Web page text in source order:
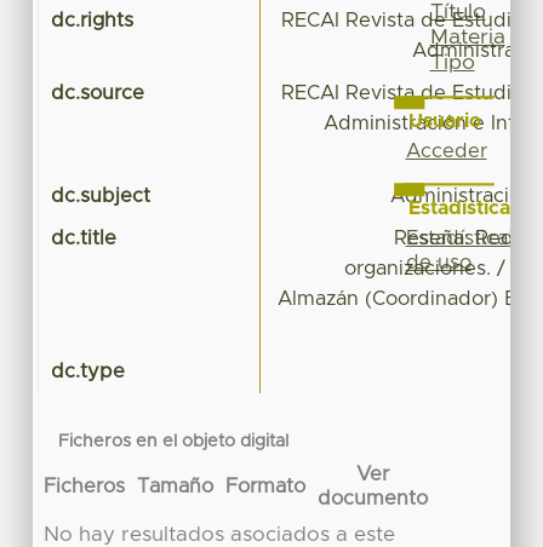
dc.rights
RECAI Revista de Estudios
dc.source
RECAI Revista de Estudios
Administración e
dc.subject Administración
dc.title
Reseña:
organizaciones. /
Almazán (Coordinador)
dc.type
Ficheros en el objeto digital
Ficheros Tamaño Formato
Ver
documento
No hay resultados asociados a este
Título
Materia
Tipo
Usuario
Acceder
Estadísticas
Estadísticas
de uso